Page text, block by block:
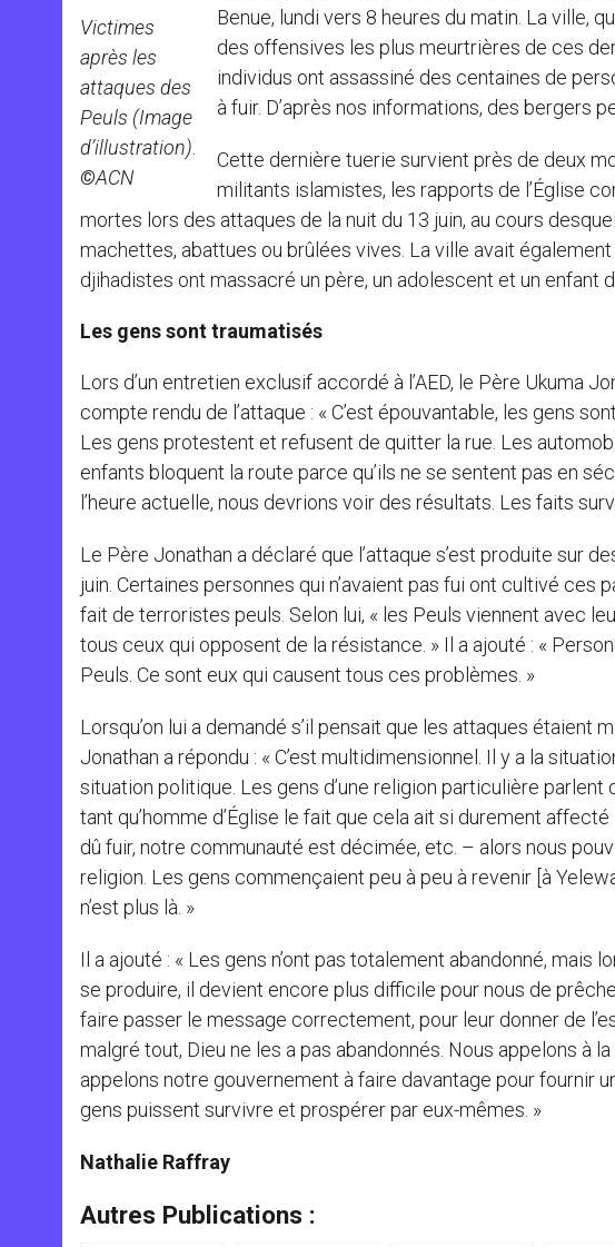
Victimes
après les
attaques des
Peuls (Image
d’illustration).
©ACN
Benue, lundi vers 8 heures du matin. La ville,
des offensives les plus meurtrières de ces
individus ont assassiné des centaines de
à fuir. D’après nos informations, des bergers
Cette dernière tuerie survient près de deux
militants islamistes, les rapports de l’Église
mortes lors des attaques de la nuit du 13 juin, au cours
machettes, abattues ou brûlées vives. La ville avait
djihadistes ont massacré un père, un adolescent et un enfant
Les gens sont traumatisés
Lors d’un entretien exclusif accordé à l’AED, le Père Ukuma
compte rendu de l’attaque : « C’est épouvantable, les gens
Les gens protestent et refusent de quitter la rue. Les
enfants bloquent la route parce qu’ils ne se sentent pas en
l’heure actuelle, nous devrions voir des résultats. Les faits
Le Père Jonathan a déclaré que l’attaque s’est produite sur
juin. Certaines personnes qui n’avaient pas fui ont cultivé ces
fait de terroristes peuls. Selon lui, « les Peuls viennent avec
tous ceux qui opposent de la résistance. » Il a ajouté : «
Peuls. Ce sont eux qui causent tous ces problèmes. »
Lorsqu’on lui a demandé s’il pensait que les attaques étaient
Jonathan a répondu : « C’est multidimensionnel. Il y a la
situation politique. Les gens d’une religion particulière parlent
tant qu’homme d’Église le fait que cela ait si durement
dû fuir, notre communauté est décimée, etc. – alors nous
religion. Les gens commençaient peu à peu à revenir [à
n’est plus là. »
Il a ajouté : « Les gens n’ont pas totalement abandonné,
se produire, il devient encore plus difficile pour nous de
faire passer le message correctement, pour leur donner de
malgré tout, Dieu ne les a pas abandonnés. Nous appelons à
appelons notre gouvernement à faire davantage pour fournir
gens puissent survivre et prospérer par eux-mêmes. »
Nathalie Raffray
Autres Publications :